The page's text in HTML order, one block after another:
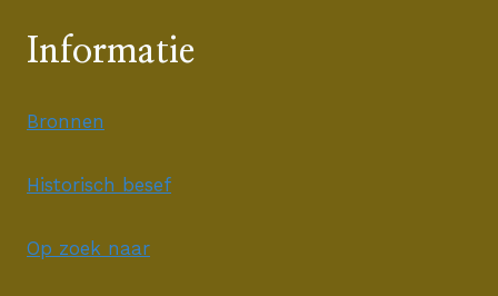
Informatie
Bronnen
Historisch besef
Op zoek naar